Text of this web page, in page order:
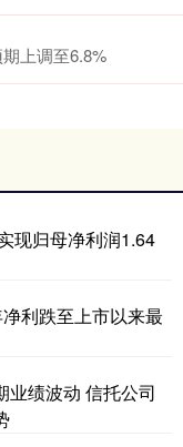
上调至6.8%
现归母净利润1.64
利跌至上市以来最
业绩波动 信托公司